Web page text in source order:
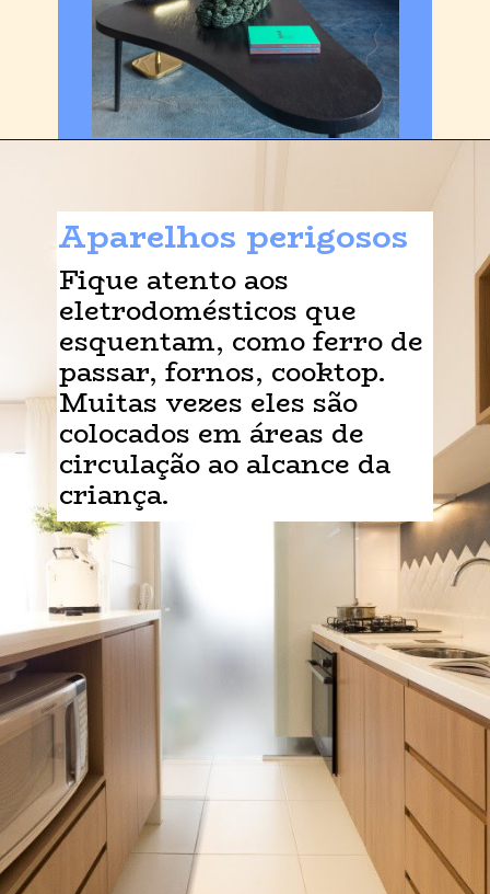
Aparelhos perigosos
Fique atento aos
eletrodomésticos que
esquentam, como ferro de
passar, fornos, cooktop.
Muitas vezes eles são
colocados em áreas de
circulação ao alcance da
criança.